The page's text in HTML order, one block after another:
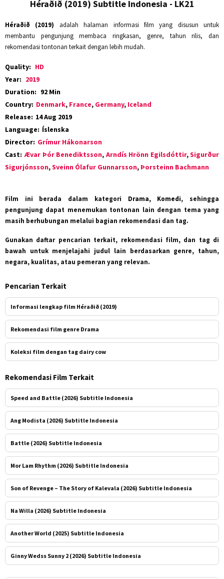
Héraðið (2019) Subtitle Indonesia - LK21
Héraðið (2019) adalah halaman informasi film yang disusun untuk
membantu pengunjung membaca ringkasan, genre, tahun rilis, dan
rekomendasi tontonan terkait dengan lebih mudah.
Quality: HD
Year: 2019
Duration: 92 Min
Country: Denmark, France, Germany, Iceland
Release: 14 Aug 2019
Language: Íslenska
Director: Grímur Hákonarson
Cast: Ævar Þór Benediktsson, Arndís Hrönn Egilsdóttir,Sigurður
Sigurjónsson,Sveinn Ólafur Gunnarsson, Þorsteinn Bachmann
Film ini berada dalam kategori Drama, Komedi, sehingga
pengunjung dapat menemukan tontonan lain dengan tema yang
masih berhubungan melalui bagian rekomendasi dan tag.
Gunakan daftar pencarian terkait, rekomendasi film, dan tag di
bawah untuk menjelajahi judul lain berdasarkan genre, tahun,
negara, kualitas, atau pemeran yang relevan.
Pencarian Terkait
Informasi lengkap film Héraðið (2019)
Rekomendasi film genre Drama
Koleksi film dengan tag dairy cow
Rekomendasi Film Terkait
Speed and Battle (2026) Subtitle Indonesia
Ang Modista (2026) Subtitle Indonesia
Battle (2026) Subtitle Indonesia
Mor Lam Rhythm (2026) Subtitle Indonesia
Son of Revenge – The Story of Kalevala (2026) Subtitle Indonesia
Na Willa (2026) Subtitle Indonesia
Another World (2025) Subtitle Indonesia
Ginny Wedss Sunny 2 (2026) Subtitle Indonesia